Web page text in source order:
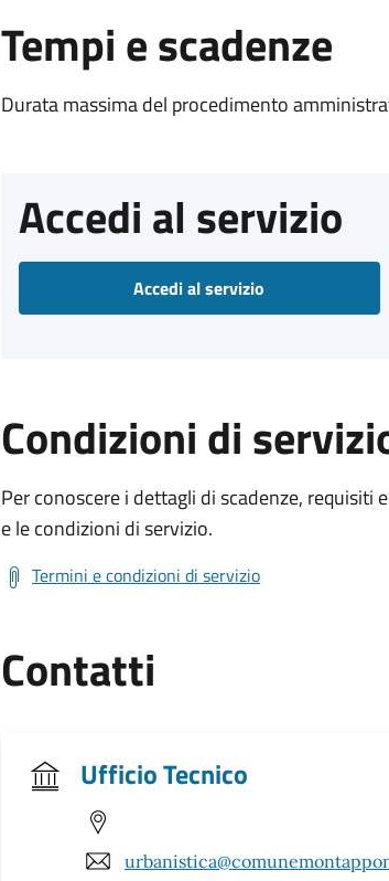
Tempi e scadenze
Durata massima del procedimento
Accedi al servizio
Accedi al servizio
Condizioni di
Per conoscere i dettagli di scadenze,
e le condizioni di servizio.
Termini e condizioni di servizio
Contatti
Ufficio Tecnico